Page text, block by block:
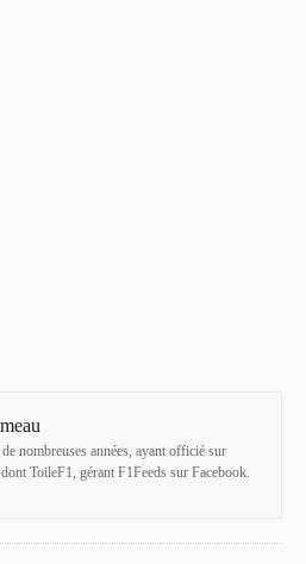
nombreuses années, ayant officié sur
ToileF1, gérant F1Feeds sur Facebook.